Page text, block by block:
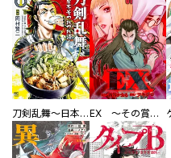
刀剣乱舞～日本号つれづれ酒～ EX ～その賞金稼ぎは、世界の出口を探す～【単行本版】